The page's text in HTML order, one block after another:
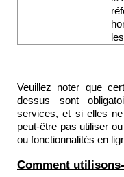
Veuillez noter que
dessus sont
services, et si elles
peut-être pas utiliser
ou fonctionnalités en
Comment